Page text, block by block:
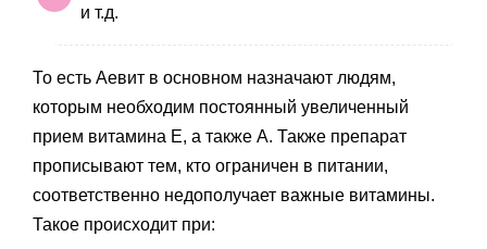
и т.д.
То есть Аевит в основном назначают людям,
которым необходим постоянный увеличенный
прием витамина Е, а также А. Также препарат
прописывают тем, кто ограничен в питании,
соответственно недополучает важные витамины.
Такое происходит при: